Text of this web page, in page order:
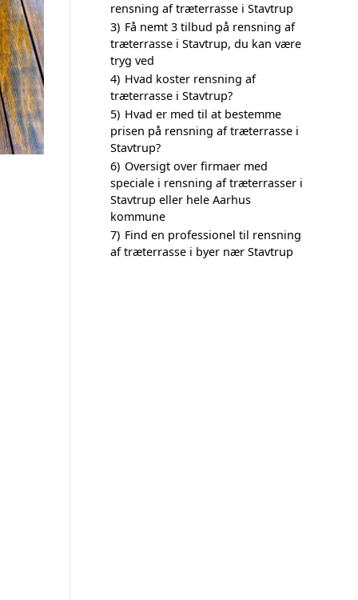
rensning af træterrasse i Stavtrup
3) Få nemt 3 tilbud på rensning af
træterrasse i Stavtrup, du kan være
tryg ved
4) Hvad koster rensning af
træterrasse i Stavtrup?
5) Hvad er med til at bestemme
prisen på rensning af træterrasse i
Stavtrup?
6) Oversigt over firmaer med
speciale i rensning af træterrasser i
Stavtrup eller hele Aarhus
kommune
7) Find en professionel til rensning
af træterrasse i byer nær Stavtrup